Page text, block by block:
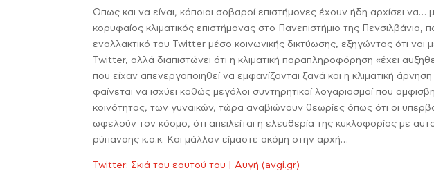
Οπως και να είναι, κάποιοι σοβαροί επιστήμονες έχουν ήδη αρχίσει
κορυφαίος κλιματικός επιστήμονας στο Πανεπιστήμιο της
εναλλακτικό του Twitter μέσο κοινωνικής δικτύωσης, εξηγώντας ότι ναι
Twitter, αλλά διαπιστώνει ότι η κλιματική παραπληροφόρηση «έχει
που είχαν απενεργοποιηθεί να εμφανίζονται ξανά και η κλιματική
φαίνεται να ισχύει καθώς μεγάλοι συντηρητικοί λογαριασμοί που
κοινότητας, των γυναικών, τώρα αναβιώνουν θεωρίες όπως ότι οι
ωφελούν τον κόσμο, ότι απειλείται η ελευθερία της κυκλοφορίας με
ρύπανσης κ.ο.κ. Και μάλλον είμαστε ακόμη στην αρχή…
Twitter: Σκιά του εαυτού του | Αυγή (avgi.gr)